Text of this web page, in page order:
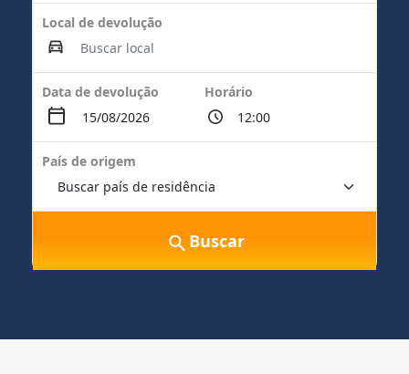
Local de devolução
Data de devolução Horário
País de origem
Buscar